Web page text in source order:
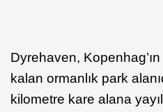
Dyrehaven,
kalan ormanlık park
kilometre kare alana